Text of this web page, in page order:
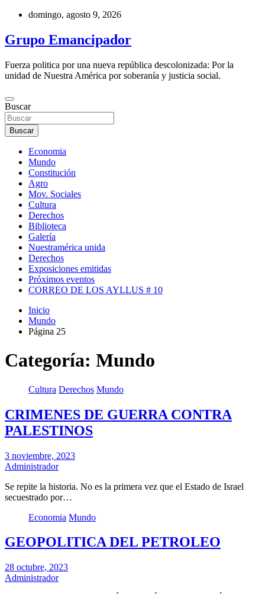
Saltar
contenido
domingo, agosto 9, 2026
Grupo Emancipador
Fuerza politica por una nueva república descolonizada: Por la
unidad de Nuestra América por soberanía y justicia social.
Buscar
Buscar
Economia
Mundo
Constitución
Agro
Mov. Sociales
Cultura
Derechos
Biblioteca
Galería
Nuestramérica unida
Derechos
Exposiciones emitidas
Próximos eventos
CORREO DE LOS AYLLUS # 10
Inicio
Mundo
Página 25
Categoría: Mundo
Cultura Derechos Mundo
CRIMENES DE GUERRA CONTRA
PALESTINOS
3 noviembre, 2023
Administrador
Se repite la historia. No es la primera vez que el Estado de Israel
secuestrado por…
Economia Mundo
GEOPOLITICA DEL PETROLEO
28 octubre, 2023
Administrador